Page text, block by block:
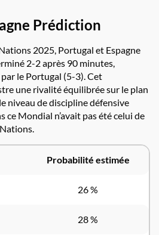
Prédiction
2025, Portugal et Espagne
2-2 après 90 minutes,
le Portugal (5-3). Cet
une rivalité équilibrée sur le plan
niveau de discipline défensive
ce Mondial n’avait pas été celui de
Probabilité estimée
26 %
28 %